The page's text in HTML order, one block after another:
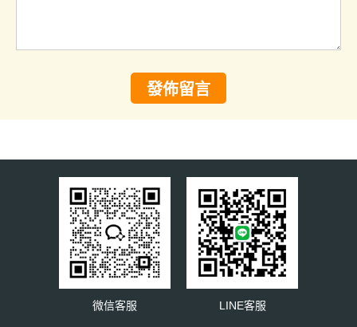
發佈留言
微信客服 LINE客服